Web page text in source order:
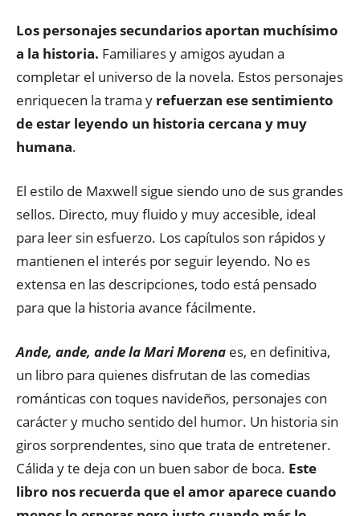
Los personajes secundarios aportan muchísimo
a la historia. Familiares y amigos ayudan a
completar el universo de la novela. Estos personajes
enriquecen la trama y refuerzan ese sentimiento
de estar leyendo un historia cercana y muy
humana.
El estilo de Maxwell sigue siendo uno de sus grandes
sellos. Directo, muy fluido y muy accesible, ideal
para leer sin esfuerzo. Los capítulos son rápidos y
mantienen el interés por seguir leyendo. No es
extensa en las descripciones, todo está pensado
para que la historia avance fácilmente.
Ande, ande, ande la Mari Morena es, en definitiva,
un libro para quienes disfrutan de las comedias
románticas con toques navideños, personajes con
carácter y mucho sentido del humor. Un historia sin
giros sorprendentes, sino que trata de entretener.
Cálida y te deja con un buen sabor de boca. Este
libro nos recuerda que el amor aparece cuando